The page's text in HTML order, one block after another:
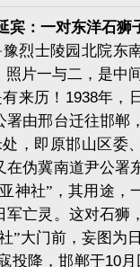
宾： 一对东洋石狮
烈士陵园北院东
片一与二，是中
来历！ 1938年，
署由邢台迁往邯郸
，即原邯山区委
在伪冀南道尹公署
神社”，其用途，
军亡灵。这对石狮
”大门前，妄图为
投降，邯郸于10月